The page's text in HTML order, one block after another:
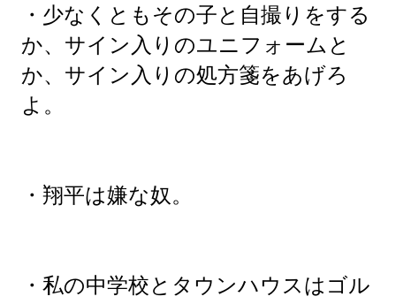
・少なくともその子と自撮りをする
か、サイン入りのユニフォームと
か、サイン入りの処方箋をあげろ
よ。
・翔平は嫌な奴。
・私の中学校とタウンハウスはゴル